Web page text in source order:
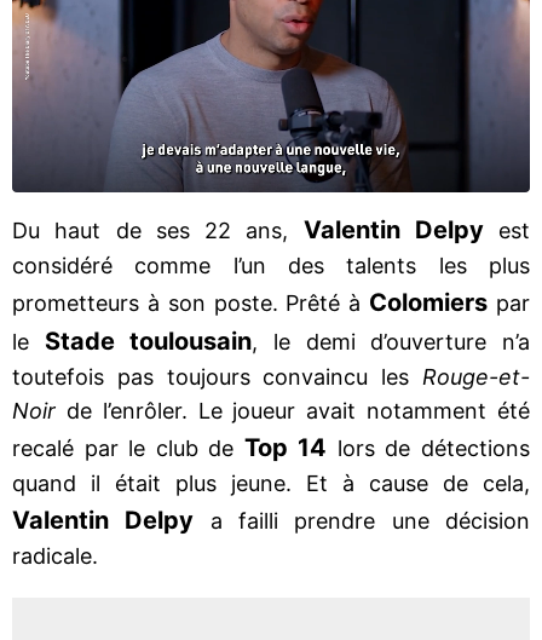
Du haut de ses 22 ans, Valentin Delpyest
considéré comme l’un des talents les plus
prometteurs à son poste. Prêté à Colomiers par
le Stade toulousain, le demi d’ouverture n’a
toutefois pas toujours convaincu les Rouge-et-
Noir de l’enrôler. Le joueur avait notamment été
recalé par le club de Top 14 lors de détections
quand il était plus jeune. Et à cause de cela,
Valentin Delpy a failli prendre une décision
radicale.